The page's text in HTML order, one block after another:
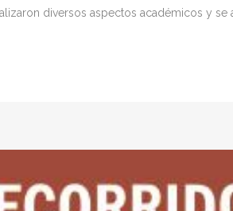
diversos aspectos académicos y se